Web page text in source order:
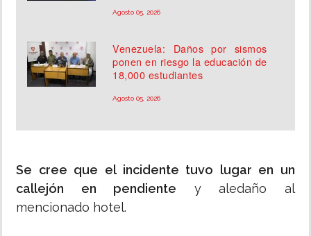
Agosto 05, 2026
Venezuela: Daños por sismos
ponen en riesgo la educación de
18,000 estudiantes
Agosto 05, 2026
Se cree que el incidente tuvo lugar en un
callejón en pendiente y aledaño al
mencionado hotel.